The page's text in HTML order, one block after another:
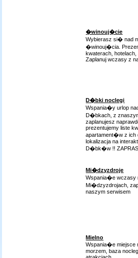
�winouj�cie
Wybierasz si� nad
�winouj�cia.
kwaterach, hotelach,
Zaplanuj wczasy z
D�bki noclegi
Wspania�y urlop
D�bkach, z
zaplanujesz
prezentujemy liste
apartament�w z
lokalizacja na
D�bk�w !!
Mi�dzyzdroje
Wspania�e wczasy
Mi�dzyzdrojach,
naszym serwisem
Mielno
Wspania�e miejsce
morzem, baza